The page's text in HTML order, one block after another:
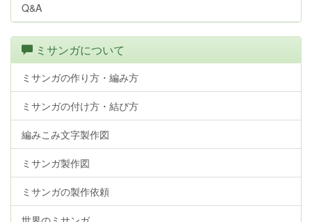
Q&A
ミサンガについて
ミサンガの作り方・編み方
ミサンガの付け方・結び方
編みこみ文字製作図
ミサンガ製作図
ミサンガの製作依頼